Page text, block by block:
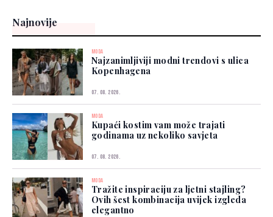
Najnovije
MODA
Najzanimljiviji modni trendovi s ulica
Kopenhagena
07. 08. 2026.
MODA
Kupaći kostim vam može trajati
godinama uz nekoliko savjeta
07. 08. 2026.
MODA
Tražite inspiraciju za ljetni stajling?
Ovih šest kombinacija uvijek izgleda
elegantno